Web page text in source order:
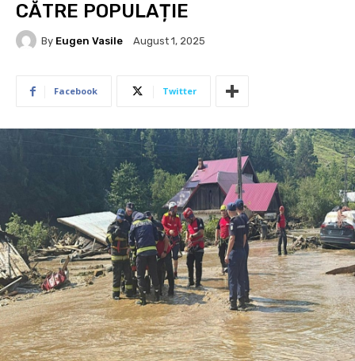
CĂTRE POPULAȚIE
By Eugen Vasile August 1, 2025
Facebook Twitter